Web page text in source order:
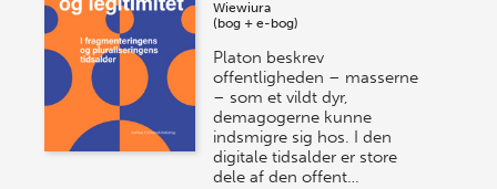
Wiewiura
(bog + e-bog)
Platon beskrev
offentligheden – masserne
– som et vildt dyr,
demagogerne kunne
indsmigre sig hos. I den
digitale tidsalder er store
dele af den offent…